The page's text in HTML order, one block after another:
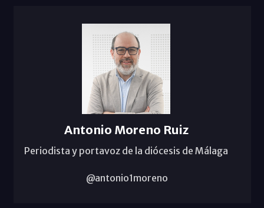
Antonio Moreno Ruiz
Periodista y portavoz de la diócesis de Málaga
@antonio1moreno